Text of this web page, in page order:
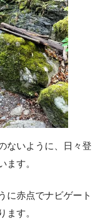
ないように、日々登
ます。
に赤点でナビゲート
ます。